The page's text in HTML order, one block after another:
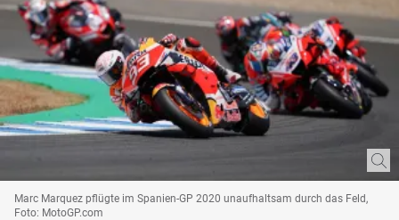
Marc Marquez pflügte im Spanien-GP 2020 unaufhaltsam durch das Feld,
Foto: MotoGP.com